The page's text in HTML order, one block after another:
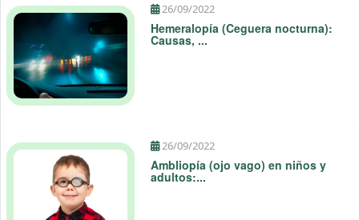
26/09/2022
Hemeralopía (Ceguera nocturna):
Causas, ...
26/09/2022
Ambliopía (ojo vago) en niños y
adultos:...